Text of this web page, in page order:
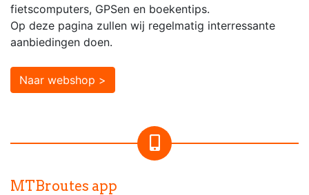
fietscomputers, GPSen en boekentips.
Op deze pagina zullen wij regelmatig interressante
aanbiedingen doen.
Naar webshop >
MTBroutes app